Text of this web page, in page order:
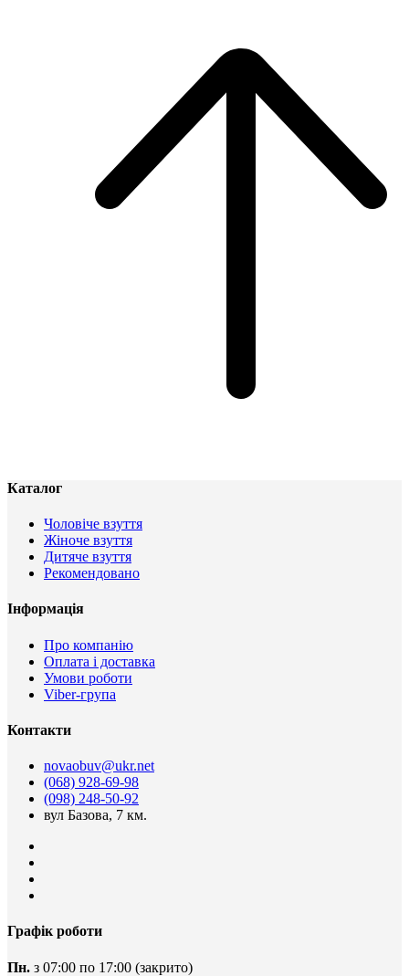
Каталог
Чоловіче взуття
Жіноче взуття
Дитяче взуття
Рекомендовано
Інформація
Про компанію
Оплата і доставка
Умови роботи
Viber-група
Контакти
novaobuv@ukr.net
(068) 928-69-98
(098) 248-50-92
вул Базова, 7 км.
Графік роботи
Пн. з 07:00 по 17:00 (закрито)